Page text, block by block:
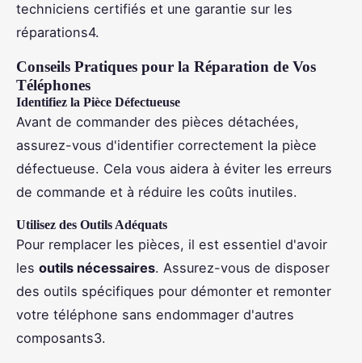
techniciens certifiés et une garantie sur les
réparations4.
Conseils Pratiques pour la Réparation de Vos
Téléphones
Identifiez la Pièce Défectueuse
Avant de commander des pièces détachées,
assurez-vous d'identifier correctement la pièce
défectueuse. Cela vous aidera à éviter les erreurs
de commande et à réduire les coûts inutiles.
Utilisez des Outils Adéquats
Pour remplacer les pièces, il est essentiel d'avoir
les outils nécessaires. Assurez-vous de disposer
des outils spécifiques pour démonter et remonter
votre téléphone sans endommager d'autres
composants3.